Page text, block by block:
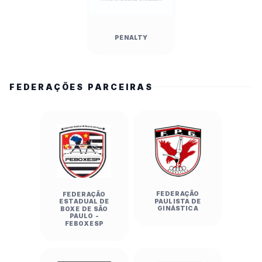
Paulo/Capital) 24 x 19 Colégio Braga Mello
Handebol Feminino — Etapa I:
EE Clarice De Magalhães De Castro (São
Handebol Feminino — Etapa II:
Colégio Amorim Santa Teresa (São
Paulo/Capital) 19 x 15 Colégio Ábaco (São
Bernardo do Campo)
EMEF Profa. Maria Aparecida Araújo (Guarujá)
23 x 8 Emeb Gilberta Vilela Rosa (Restinga)
VOLEIBOL (Ginásio Rodrigão e Ginásio Aloha)
PENALTY
FEDERAÇÕES PARCEIRAS
FEDERAÇÃO
ESTADUAL DE
BOXE DE SÃO
PAULO -
FEBOXESP
FEDERAÇÃO
PAULISTA DE
GINÁSTICA